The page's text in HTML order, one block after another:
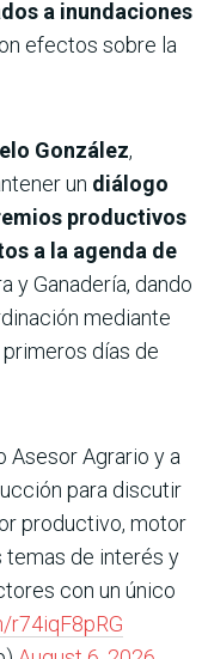
a inundaciones
efectos sobre la
González,
un diálogo
productivos
a la agenda de
y Ganadería, dando
mediante
días de
Asesor Agrario y a
para discutir
productivo, motor
temas de interés y
con un único
r74iqF8pRG